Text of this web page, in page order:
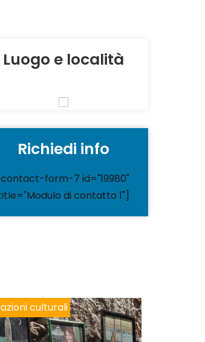
Luogo e località
Richiedi info
form-7 id="19980"
di contatto 1"]
culturali